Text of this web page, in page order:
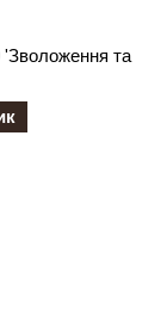
'Зволоження та